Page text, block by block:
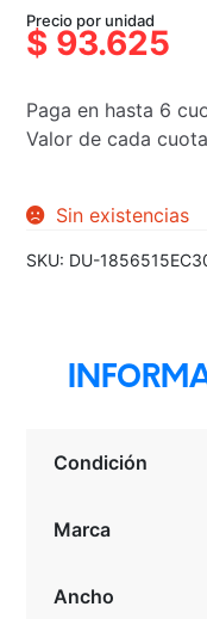
precio
original
$187.250.
precio
actual
$93.625.
Precio por unidad
$ 93.625
Paga en hasta 6
Valor de cada
Sin existencias
SKU: DU-
Condición
Marca
Ancho